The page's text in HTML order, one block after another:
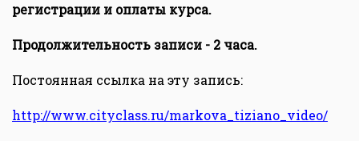
регистрации и оплаты курса.
Продолжительность записи - 2 часа.
Постоянная ссылка на эту запись:
http://www.cityclass.ru/markova_tiziano_video/